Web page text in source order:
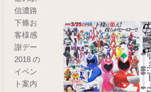
信濃路
下條お
客様感
謝デー
2018 の
イベン
ト案内